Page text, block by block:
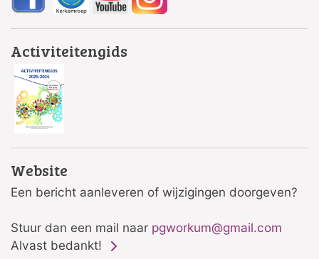
Activiteitengids
Website
Een bericht aanleveren of wijzigingen doorgeven?
Stuur dan een mail naar pgworkum@gmail.com
Alvast bedankt!